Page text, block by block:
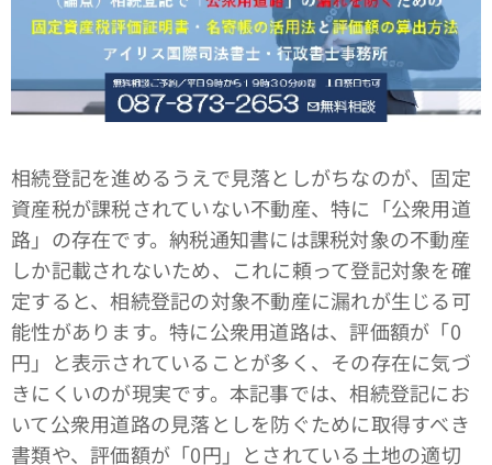
相続登記を進めるうえで見落としがちなのが、固定
資産税が課税されていない不動産、特に「公衆用道
路」の存在です。納税通知書には課税対象の不動産
しか記載されないため、これに頼って登記対象を確
定すると、相続登記の対象不動産に漏れが生じる可
能性があります。特に公衆用道路は、評価額が「0
円」と表示されていることが多く、その存在に気づ
きにくいのが現実です。本記事では、相続登記にお
いて公衆用道路の見落としを防ぐために取得すべき
書類や、評価額が「0円」とされている土地の適切